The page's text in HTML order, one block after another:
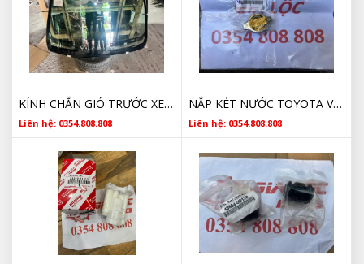
KÍNH CHẮN GIÓ TRƯỚC XE TOYOTA VIOS GIÁ TỐT
Liên hệ: 0354.808.808
NẮP KÉT NƯỚC TOYOTA VIOS 164010C030 CHÍNH HÃNG
Liên hệ: 0354.808.808